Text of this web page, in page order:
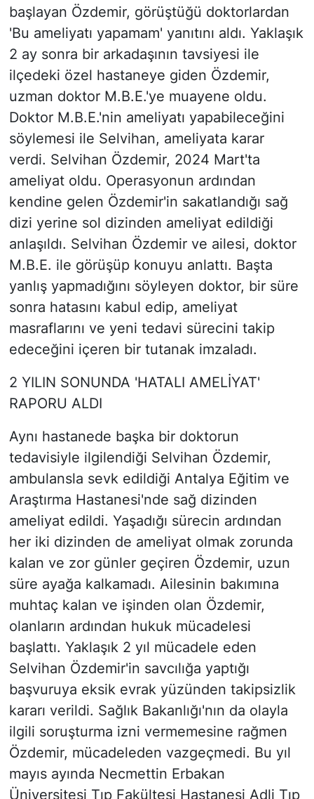
başlayan Özdemir, görüştüğü doktorlardan
'Bu ameliyatı yapamam' yanıtını aldı. Yaklaşık
2 ay sonra bir arkadaşının tavsiyesi ile
ilçedeki özel hastaneye giden Özdemir,
uzman doktor M.B.E.'ye muayene oldu.
Doktor M.B.E.'nin ameliyatı yapabileceğini
söylemesi ile Selvihan, ameliyata karar
verdi. Selvihan Özdemir, 2024 Mart'ta
ameliyat oldu. Operasyonun ardından
kendine gelen Özdemir'in sakatlandığı sağ
dizi yerine sol dizinden ameliyat edildiği
anlaşıldı. Selvihan Özdemir ve ailesi, doktor
M.B.E. ile görüşüp konuyu anlattı. Başta
yanlış yapmadığını söyleyen doktor, bir süre
sonra hatasını kabul edip, ameliyat
masraflarını ve yeni tedavi sürecini takip
edeceğini içeren bir tutanak imzaladı.
2 YILIN SONUNDA 'HATALI AMELİYAT'
RAPORU ALDI
Aynı hastanede başka bir doktorun
tedavisiyle ilgilendiği Selvihan Özdemir,
ambulansla sevk edildiği Antalya Eğitim ve
Araştırma Hastanesi'nde sağ dizinden
ameliyat edildi. Yaşadığı sürecin ardından
her iki dizinden de ameliyat olmak zorunda
kalan ve zor günler geçiren Özdemir, uzun
süre ayağa kalkamadı. Ailesinin bakımına
muhtaç kalan ve işinden olan Özdemir,
olanların ardından hukuk mücadelesi
başlattı. Yaklaşık 2 yıl mücadele eden
Selvihan Özdemir'in savcılığa yaptığı
başvuruya eksik evrak yüzünden takipsizlik
kararı verildi. Sağlık Bakanlığı'nın da olayla
ilgili soruşturma izni vermemesine rağmen
Özdemir, mücadeleden vazgeçmedi. Bu yıl
mayıs ayında Necmettin Erbakan
Üniversitesi Tıp Fakültesi Hastanesi Adli Tıp